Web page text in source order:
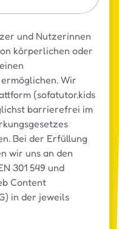
und Nutzerinnen
körperlichen oder
Wir
(sofatutor.kids
barrierefrei im
Bei der Erfüllung
wir uns an den
301 549 und
Content
in der jeweils